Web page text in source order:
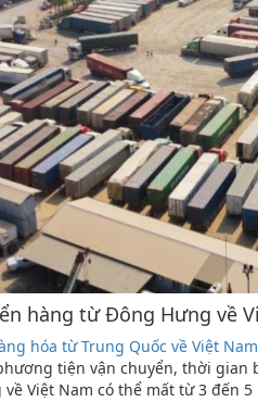
hàng từ Đông Hưng về
hóa từ Trung Quốc về Việt Nam
tiện vận chuyển, thời
Việt Nam có thể mất từ 3 đến